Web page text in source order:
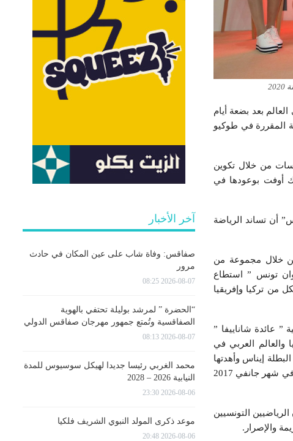
بعد بضعة أيام
المقررة في طوكيو
من خلال تكوين
أوفت بوعودها في
أن تساند الرياضة
من خلال مجموعة من
تونس ” استطاع
بهؤلاء الرياضيين الأبطال أن يتابعوا أقوى وأجمل اللحظات لفترة التحضيرات لألعب 2016 بكل من تركيا وإفريقيا
” عائدة شاناييفا ”
والعالم العربي في
إيناس وأهدتها
سيارة ” سيتروان C3 ” في باريس . تم الإعلان عن المفاجأة من خلال إطلاق سيارة ” سيتروان س 3 ” في شهر جانفي 2017
التونسيين
آخر الأخبار
صفاقس: وفاة شاب على عين المكان في حادث
مرور
2026-08-07 08:25
“الحضرة ” لمرشد بوليلة تحتفي بالهوية
الصفاقسية وتُمتع جمهور مهرجان صفاقس الدولي
2026-08-07 08:13
محمد الغربي رئيسا جديدا لهيكل سوسيوس للمدة
النيابية 2026 – 2028
2026-08-06 23:30
موعد ذكرى المولد النبوي الشريف فلكيا
2026-08-06 20:48